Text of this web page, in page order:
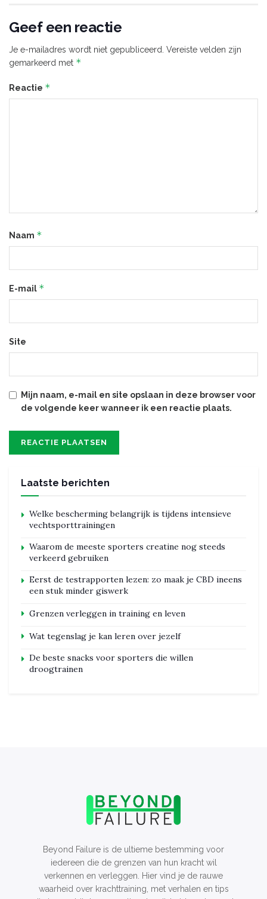
Geef een reactie
Je e-mailadres wordt niet gepubliceerd. Vereiste velden zijn
gemarkeerd met *
Reactie *
Naam *
E-mail *
Site
Mijn naam, e-mail en site opslaan in deze browser voor
de volgende keer wanneer ik een reactie plaats.
Laatste berichten
Welke bescherming belangrijk is tijdens intensieve
vechtsporttrainingen
Waarom de meeste sporters creatine nog steeds
verkeerd gebruiken
Eerst de testrapporten lezen: zo maak je CBD ineens
een stuk minder giswerk
Grenzen verleggen in training en leven
Wat tegenslag je kan leren over jezelf
De beste snacks voor sporters die willen
droogtrainen
Beyond Failure is de ultieme bestemming voor
iedereen die de grenzen van hun kracht wil
verkennen en verleggen. Hier vind je de rauwe
waarheid over krachttraining, met verhalen en tips